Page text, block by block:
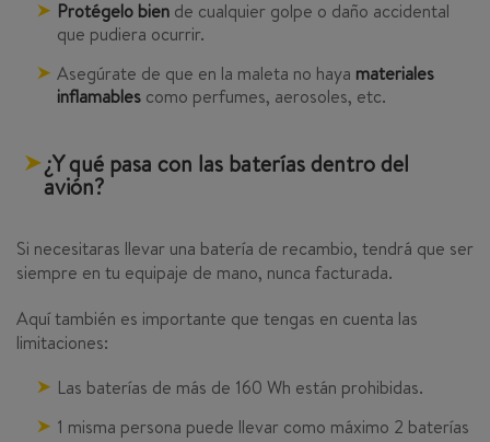
Protégelo bien de cualquier golpe o daño accidental
que pudiera ocurrir.
Asegúrate de que en la maleta no haya materiales
inflamables como perfumes, aerosoles, etc.
¿Y qué pasa con las baterías dentro del
avión?
Si necesitaras llevar una batería de recambio, tendrá que ser
siempre en tu equipaje de mano, nunca facturada.
Aquí también es importante que tengas en cuenta las
limitaciones:
Las baterías de más de 160 Wh están prohibidas.
1 misma persona puede llevar como máximo 2 baterías